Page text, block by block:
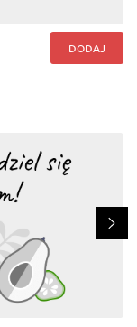
DODAJ